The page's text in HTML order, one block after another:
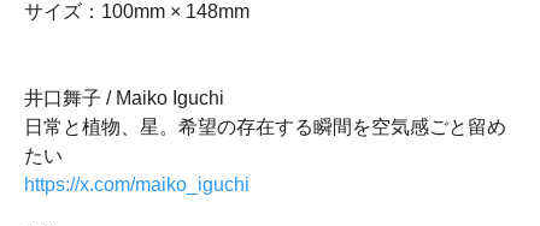
サイズ：100mm × 148mm
井口舞子 / Maiko Iguchi
日常と植物、星。希望の存在する瞬間を空気感ごと留め
たい
https://x.com/maiko_iguchi